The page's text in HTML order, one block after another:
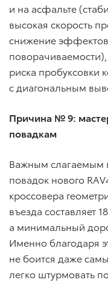
и на асфальте
высокая скорость
снижение
риска пробуксовки
с диагональным
Причина № 9:
повадкам
Важным слагаемым
повадок нового
кроссовера
въезда составляет
а минимальный
Именно благодаря
не боится даже
легко штурмовать